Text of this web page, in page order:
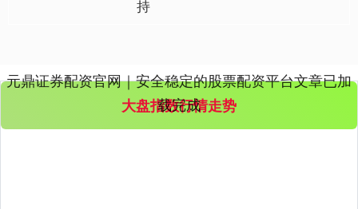
持
元鼎证券配资官网｜安全稳定的股票配资平台文章已加
载完成
大盘指数行情走势